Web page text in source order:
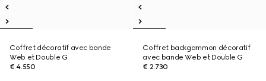
Coffret décoratif avec bande
Web et Double G
€ 4.550
Coffret backgammon décoratif
avec bande Web et Double G
€ 2.730